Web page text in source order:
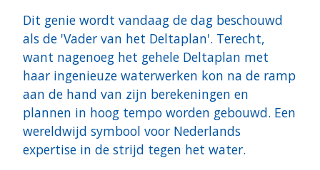
Dit genie wordt vandaag de dag beschouwd
als de 'Vader van het Deltaplan'. Terecht,
want nagenoeg het gehele Deltaplan met
haar ingenieuze waterwerken kon na de ramp
aan de hand van zijn berekeningen en
plannen in hoog tempo worden gebouwd. Een
wereldwijd symbool voor Nederlands
expertise in de strijd tegen het water.